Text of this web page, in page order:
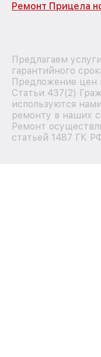
Ремонт Прицела
Предлагаем
гарантийного
Предложение цен
Статьи 437(2)
используются
ремонту в наших
Ремонт
статьей 1487 ГК